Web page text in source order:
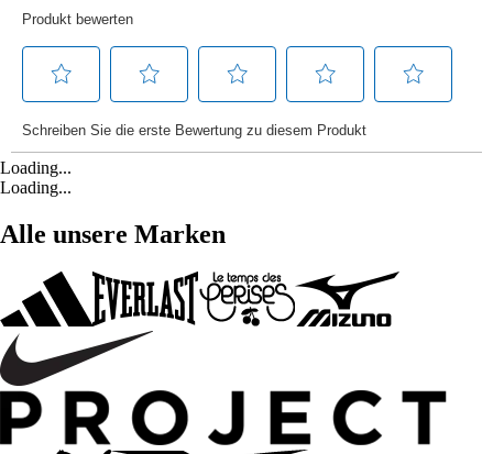
Loading...
Loading...
Alle unsere Marken